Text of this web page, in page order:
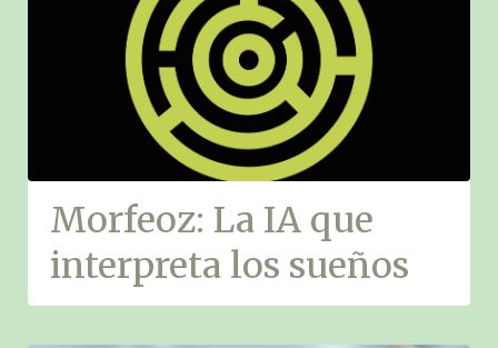
Morfeoz: La IA que
interpreta los sueños